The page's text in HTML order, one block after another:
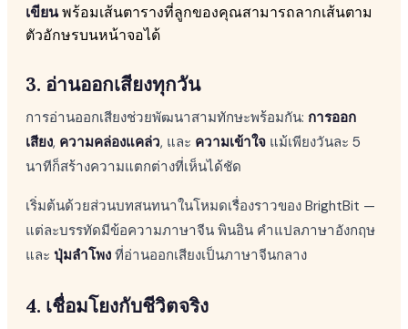
เขียนพร้อมเส้นตารางที่ลูกของคุณสามารถลากเส้นตาม
ตัวอักษรบนหน้าจอได้
3. อ่านออกเสียงทุกวัน
การอ่านออกเสียงช่วยพัฒนาสามทักษะพร้อมกัน: การออก
เสียง, ความคล่องแคล่ว, และ ความเข้าใจ แม้เพียงวันละ 5
นาทีก็สร้างความแตกต่างที่เห็นได้ชัด
เริ่มต้นด้วยส่วนบทสนทนาในโหมดเรื่องราวของ BrightBit —
แต่ละบรรทัดมีข้อความภาษาจีน พินอิน คำแปลภาษาอังกฤษ
และ ปุ่มลำโพง ที่อ่านออกเสียงเป็นภาษาจีนกลาง
4. เชื่อมโยงกับชีวิตจริง